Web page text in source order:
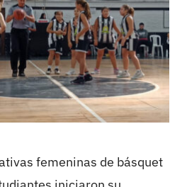
femeninas de básquet